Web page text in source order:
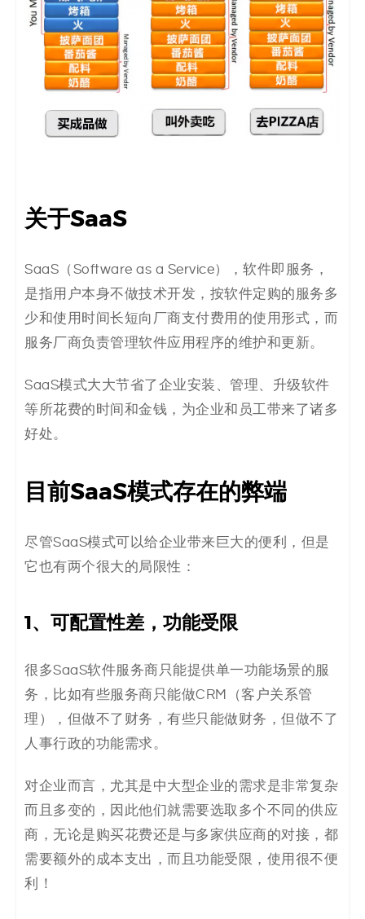
例
白
皮
书
关于SaaS
SaaS（Software as a Service），软件即服务，
是指用户本身不做技术开发，按软件定购的服务多
少和使用时间长短向厂商支付费用的使用形式，而
服务厂商负责管理软件应用程序的维护和更新。
SaaS模式大大节省了企业安装、管理、升级软件
等所花费的时间和金钱，为企业和员工带来了诸多
好处。
目前SaaS模式存在的弊端
尽管SaaS模式可以给企业带来巨大的便利，但是
它也有两个很大的局限性：
1、可配置性差，功能受限
很多SaaS软件服务商只能提供单一功能场景的服
务，比如有些服务商只能做CRM（客户关系管
理），但做不了财务，有些只能做财务，但做不了
人事行政的功能需求。
对企业而言，尤其是中大型企业的需求是非常复杂
而且多变的，因此他们就需要选取多个不同的供应
商，无论是购买花费还是与多家供应商的对接，都
需要额外的成本支出，而且功能受限，使用很不便
利！